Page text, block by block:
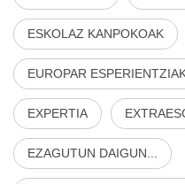
ESKOLAZ KANPOKOAK
EUROPAR
EXPERTIA
EZAGUTUN DAIGUN...